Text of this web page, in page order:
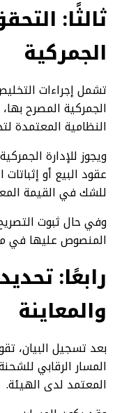
ثالثًا:
الجمركية
تشمل إجراءات
الجمركية المصرح
النظامية المعتمدة
ويجوز للإدارة
عقود البيع أو
للشك في القيمة
وفي حال ثبوت
المنصوص عليها في
رابعًا:
والمعاينة
بعد تسجيل البيان،
المسار الرقابي
المعتمد لدى الهيئة.